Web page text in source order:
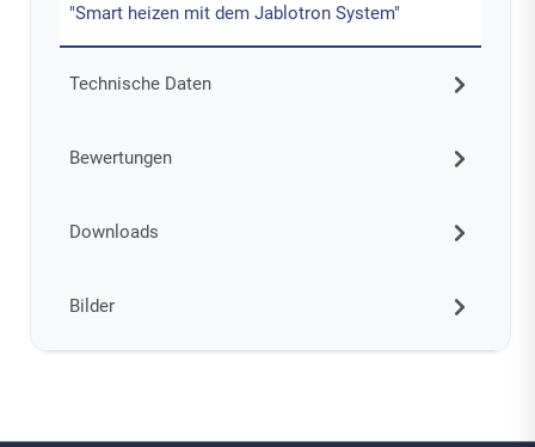
"Smart heizen mit dem Jablotron System"
Technische Daten
Bewertungen
Downloads
Bilder